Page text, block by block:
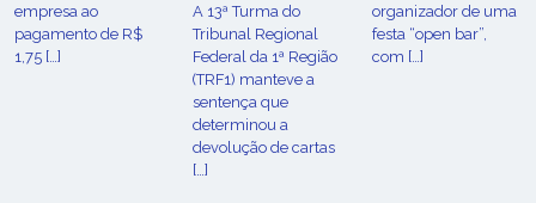
empresa ao
pagamento de R$
1,75 […]
A 13ª Turma do
Tribunal Regional
Federal da 1ª Região
(TRF1) manteve a
sentença que
determinou a
devolução de cartas
[…]
organizador de uma
festa “open bar”,
com […]